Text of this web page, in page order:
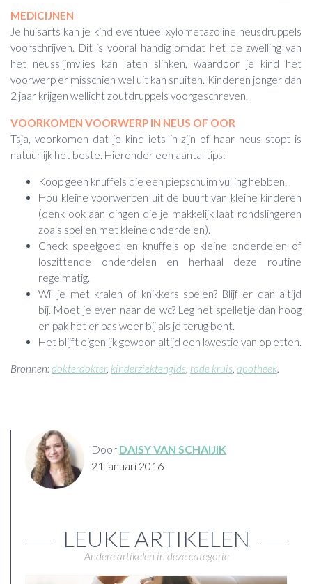
MEDICIJNEN
Je huisarts kan je kind eventueel xylometazoline neusdruppels
voorschrijven. Dit is vooral handig omdat het de zwelling van
het neusslijmvlies kan laten slinken, waardoor je kind het
voorwerp er misschien wel uit kan snuiten. Kinderen jonger dan
2 jaar krijgen wellicht zoutdruppels voorgeschreven.
VOORKOMEN VOORWERP IN NEUS OF OOR
Tsja, voorkomen dat je kind iets in zijn of haar neus stopt is
natuurlijk het beste. Hieronder een aantal tips:
Koop geen knuffels die een piepschuim vulling hebben.
Hou kleine voorwerpen uit de buurt van kleine kinderen
(denk ook aan dingen die je makkelijk laat rondslingeren
zoals spellen met kleine onderdelen).
Check speelgoed en knuffels op kleine onderdelen of
loszittende onderdelen en herhaal deze routine
regelmatig.
Wil je met kralen of knikkers spelen? Blijf er dan altijd
bij. Moet je even naar de wc? Leg het spelletje dan hoog
en pak het er pas weer bij als je terug bent.
Het blijft eigenlijk gewoon altijd een kwestie van opletten.
Bronnen:dokterdokter, kinderziektengids, rode kruis, apotheek.
Door DAISY VAN SCHAIJIK
21 januari 2016
LEUKE ARTIKELEN
Andere artikelen in deze categorie